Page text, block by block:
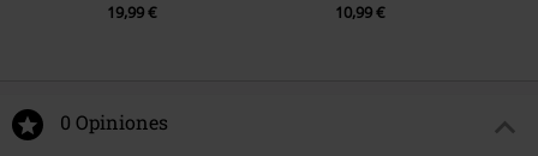
19,99 € 10,99 €
0 Opiniones